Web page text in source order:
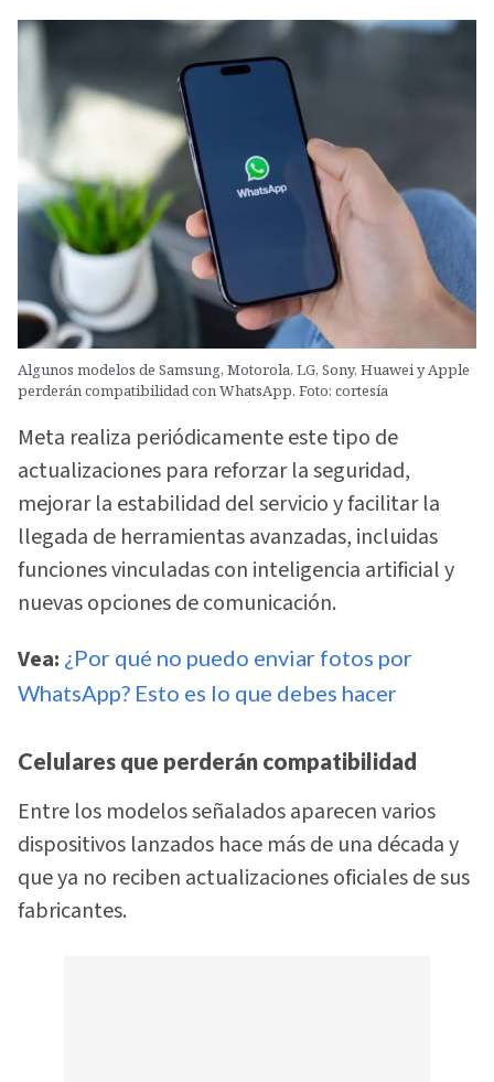
Algunos modelos de Samsung, Motorola, LG, Sony, Huawei y Apple
perderán compatibilidad con WhatsApp. Foto: cortesía
Meta realiza periódicamente este tipo de
actualizaciones para reforzar la seguridad,
mejorar la estabilidad del servicio y facilitar la
llegada de herramientas avanzadas, incluidas
funciones vinculadas con inteligencia artificial y
nuevas opciones de comunicación.
Vea: ¿Por qué no puedo enviar fotos por
WhatsApp? Esto es lo que debes hacer
Celulares que perderán compatibilidad
Entre los modelos señalados aparecen varios
dispositivos lanzados hace más de una década y
que ya no reciben actualizaciones oficiales de sus
fabricantes.